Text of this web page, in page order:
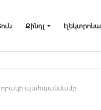
Քինդլ
ազատելու համար
որակի պահպանմամբ